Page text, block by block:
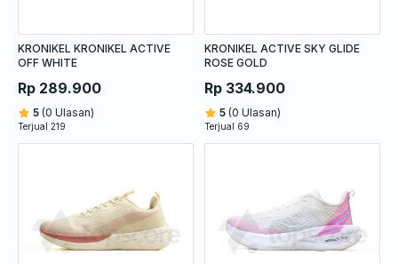
KRONIKEL KRONIKEL ACTIVE
OFF WHITE
Rp 289.900
5 (0 Ulasan)
Terjual 219
KRONIKEL ACTIVE SKY GLIDE
ROSE GOLD
Rp 334.900
5 (0 Ulasan)
Terjual 69